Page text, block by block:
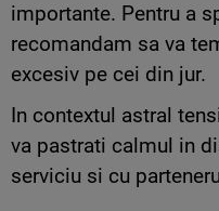
importante. Pentru a
recomandam sa va
excesiv pe cei din jur.
In contextul astral
va pastrati calmul in
serviciu si cu